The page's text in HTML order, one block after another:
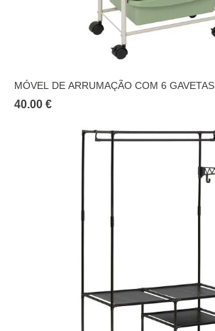
MÓVEL DE ARRUMAÇÃO COM 6 GAVETAS
40.00 €